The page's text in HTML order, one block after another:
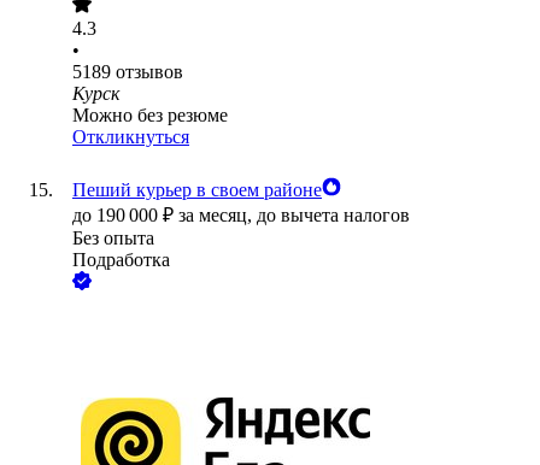
4.3
•
5189 отзывов
Курск
Можно без резюме
Откликнуться
Пеший курьер в своем районе
до 190 000 ₽ за месяц, до вычета налогов
Без опыта
Подработка